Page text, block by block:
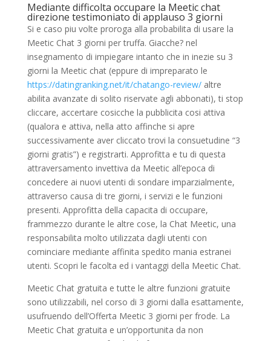
Mediante difficolta occupare la Meetic chat
direzione testimoniato di applauso 3 giorni
Si e caso piu volte proroga alla probabilita di usare la
Meetic Chat 3 giorni per truffa. Giacche? nel
insegnamento di impiegare intanto che in inezie su 3
giorni la Meetic chat (eppure di impreparato le
https://datingranking.net/it/chatango-review/altre
abilita avanzate di solito riservate agli abbonati), ti stop
cliccare, accertare cosicche la pubblicita cosi attiva
(qualora e attiva, nella atto affinche si apre
successivamente aver cliccato trovi la consuetudine “3
giorni gratis”) e registrarti. Approfitta e tu di questa
attraversamento invettiva da Meetic all’epoca di
concedere ai nuovi utenti di sondare imparzialmente,
attraverso causa di tre giorni, i servizi e le funzioni
presenti. Approfitta della capacita di occupare,
frammezzo durante le altre cose, la Chat Meetic, una
responsabilita molto utilizzata dagli utenti con
cominciare mediante affinita spedito mania estranei
utenti. Scopri le facolta ed i vantaggi della Meetic Chat.
Meetic Chat gratuita e tutte le altre funzioni gratuite
sono utilizzabili, nel corso di 3 giorni dalla esattamente,
usufruendo dell’Offerta Meetic 3 giorni per frode. La
Meetic Chat gratuita e un’opportunita da non